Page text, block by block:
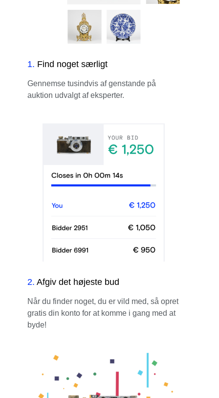
1. Find noget særligt
Gennemse tusindvis af genstande på
auktion udvalgt af eksperter.
2. Afgiv det højeste bud
Når du finder noget, du er vild med, så opret
gratis din konto for at komme i gang med at
byde!